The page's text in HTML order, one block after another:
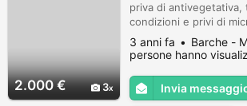
2.000 € 3
priva di antivegetativa,
condizioni e privi di
non omologato.
separatamente. Per
contattatemi al numero
3 anni fa Barche -
persone hanno
Invia